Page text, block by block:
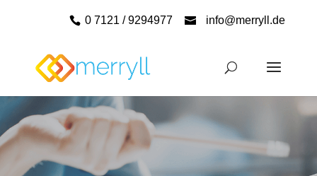
0 7121 / 9294977 info@merryll.de